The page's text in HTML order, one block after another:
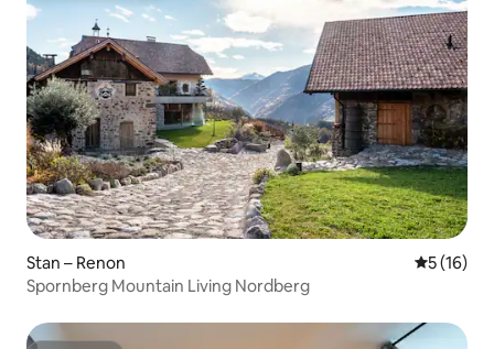
Stan – Renon Prosječna
5 (16)
Spornberg Mountain Living Nordberg